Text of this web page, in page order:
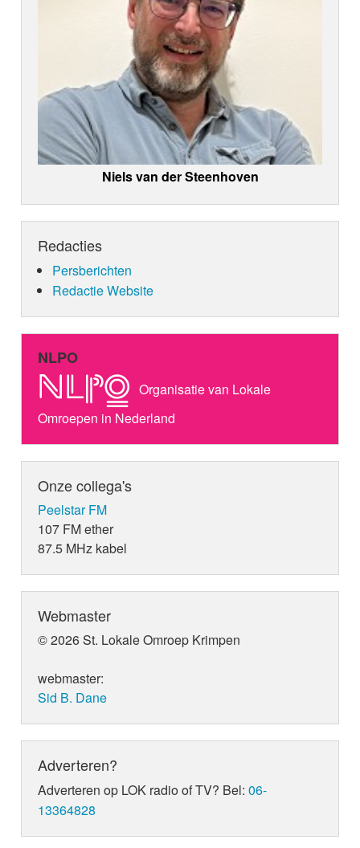
Niels van der Steenhoven
Redacties
Persberichten
Redactie Website
NLPO
Organisatie van Lokale
Omroepen in Nederland
Onze collega's
Peelstar FM
107 FM ether
87.5 MHz kabel
Webmaster
© 2026 St. Lokale Omroep Krimpen
webmaster:
Sid B. Dane
Adverteren?
Adverteren op LOK radio of TV? Bel:06-
13364828